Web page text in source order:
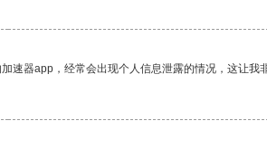
器app，经常会出现个人信息泄露的情况，这让我